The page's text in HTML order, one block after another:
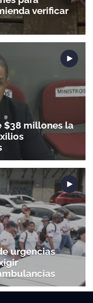
verificar
$38 millones la
urgencias